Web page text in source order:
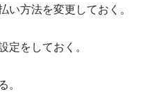
方法を変更しておく。
をしておく。